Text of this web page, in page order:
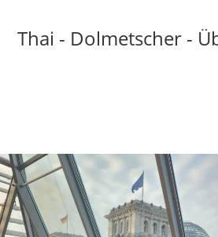
Inhalt
springen
Thai - Dolmetscher -